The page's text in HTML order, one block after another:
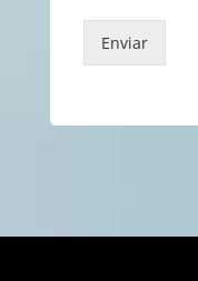
Enviar